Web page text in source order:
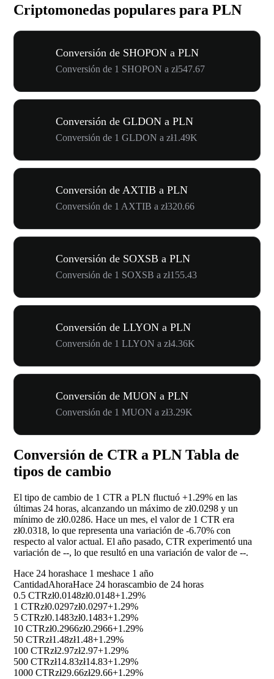
Criptomonedas populares para PLN
Conversión de SHOPON a PLN
Conversión de 1 SHOPON a zł547.67
Conversión de GLDON a PLN
Conversión de 1 GLDON a zł1.49K
Conversión de AXTIB a PLN
Conversión de 1 AXTIB a zł320.66
Conversión de SOXSB a PLN
Conversión de 1 SOXSB a zł155.43
Conversión de LLYON a PLN
Conversión de 1 LLYON a zł4.36K
Conversión de MUON a PLN
Conversión de 1 MUON a zł3.29K
Conversión de CTR a PLN Tabla de
tipos de cambio
El tipo de cambio de 1 CTR a PLN fluctuó +1.29% en las
últimas 24 horas, alcanzando un máximo de zł0.0298 y un
mínimo de zł0.0286. Hace un mes, el valor de 1 CTR era
zł0.0318, lo que representa una variación de -6.70% con
respecto al valor actual. El año pasado, CTR experimentó una
variación de --, lo que resultó en una variación de valor de --.
Hace 24 horashace 1 meshace 1 año
CantidadAhoraHace 24 horascambio de 24 horas
0.5 CTRzł0.0148zł0.0148+1.29%
1 CTRzł0.0297zł0.0297+1.29%
5 CTRzł0.1483zł0.1483+1.29%
10 CTRzł0.2966zł0.2966+1.29%
50 CTRzł1.48zł1.48+1.29%
100 CTRzł2.97zł2.97+1.29%
500 CTRzł14.83zł14.83+1.29%
1000 CTRzł29.66zł29.66+1.29%